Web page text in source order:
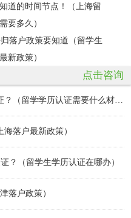
道的时间节点！（上海留
要多久）
落户政策要知道（留学生
新政策）
点击咨询
落户最新政策）
？（留学生学历认证在哪办）
落户政策）